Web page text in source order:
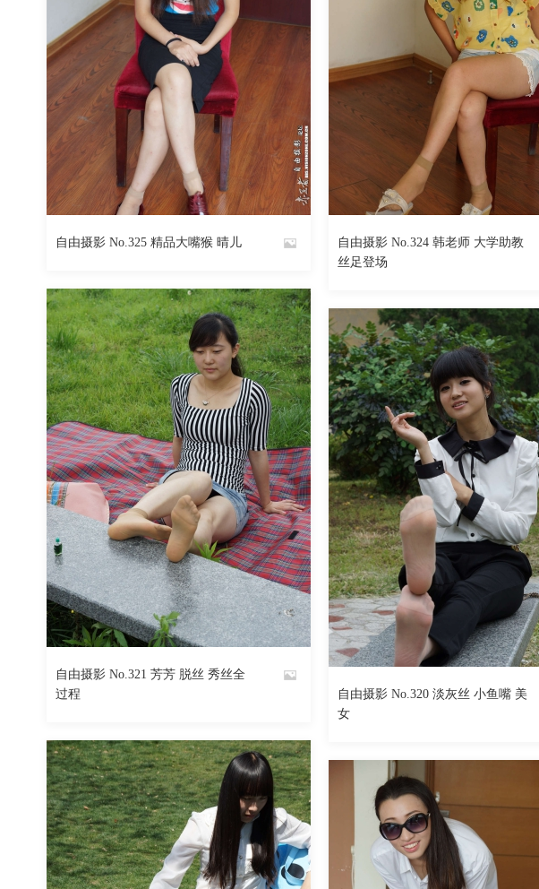
魅丝社
513 阅读 0 回复
自由摄影 No.325 精品大嘴猴 晴儿
By
自由摄影 No.321 芳芳 脱丝 秀丝全
过程
By
387 阅读
自由摄影 No.324 韩老师 大学助教
丝足登场
By
自由摄影 No.320 淡灰丝 小鱼嘴 美
女